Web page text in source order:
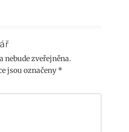
nebude zveřejněna.
jsou označeny *